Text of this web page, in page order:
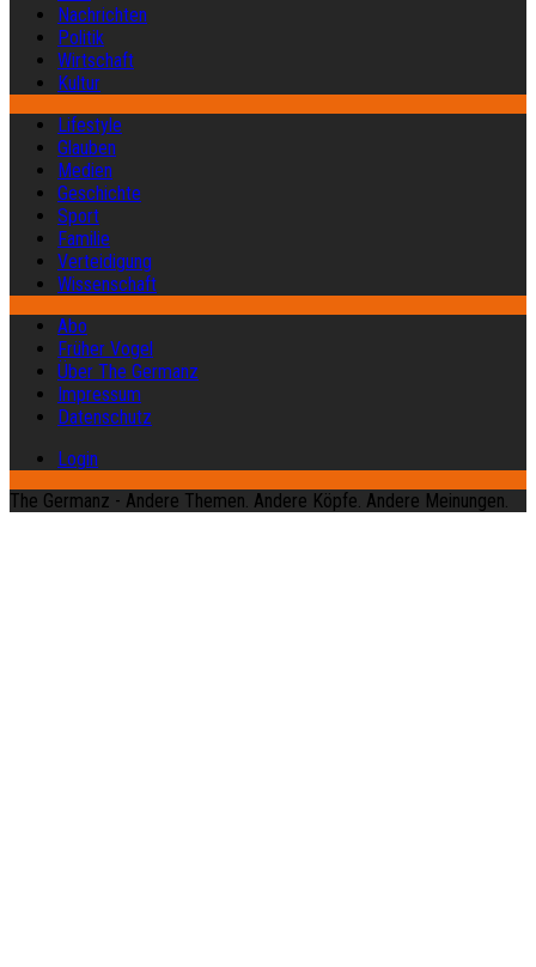
Nachrichten
Politik
Wirtschaft
Kultur
Lifestyle
Glauben
Medien
Geschichte
Sport
Familie
Verteidigung
Wissenschaft
Abo
Früher Vogel
Über The Germanz
Impressum
Datenschutz
Login
The Germanz - Andere Themen. Andere Köpfe. Andere Meinungen.